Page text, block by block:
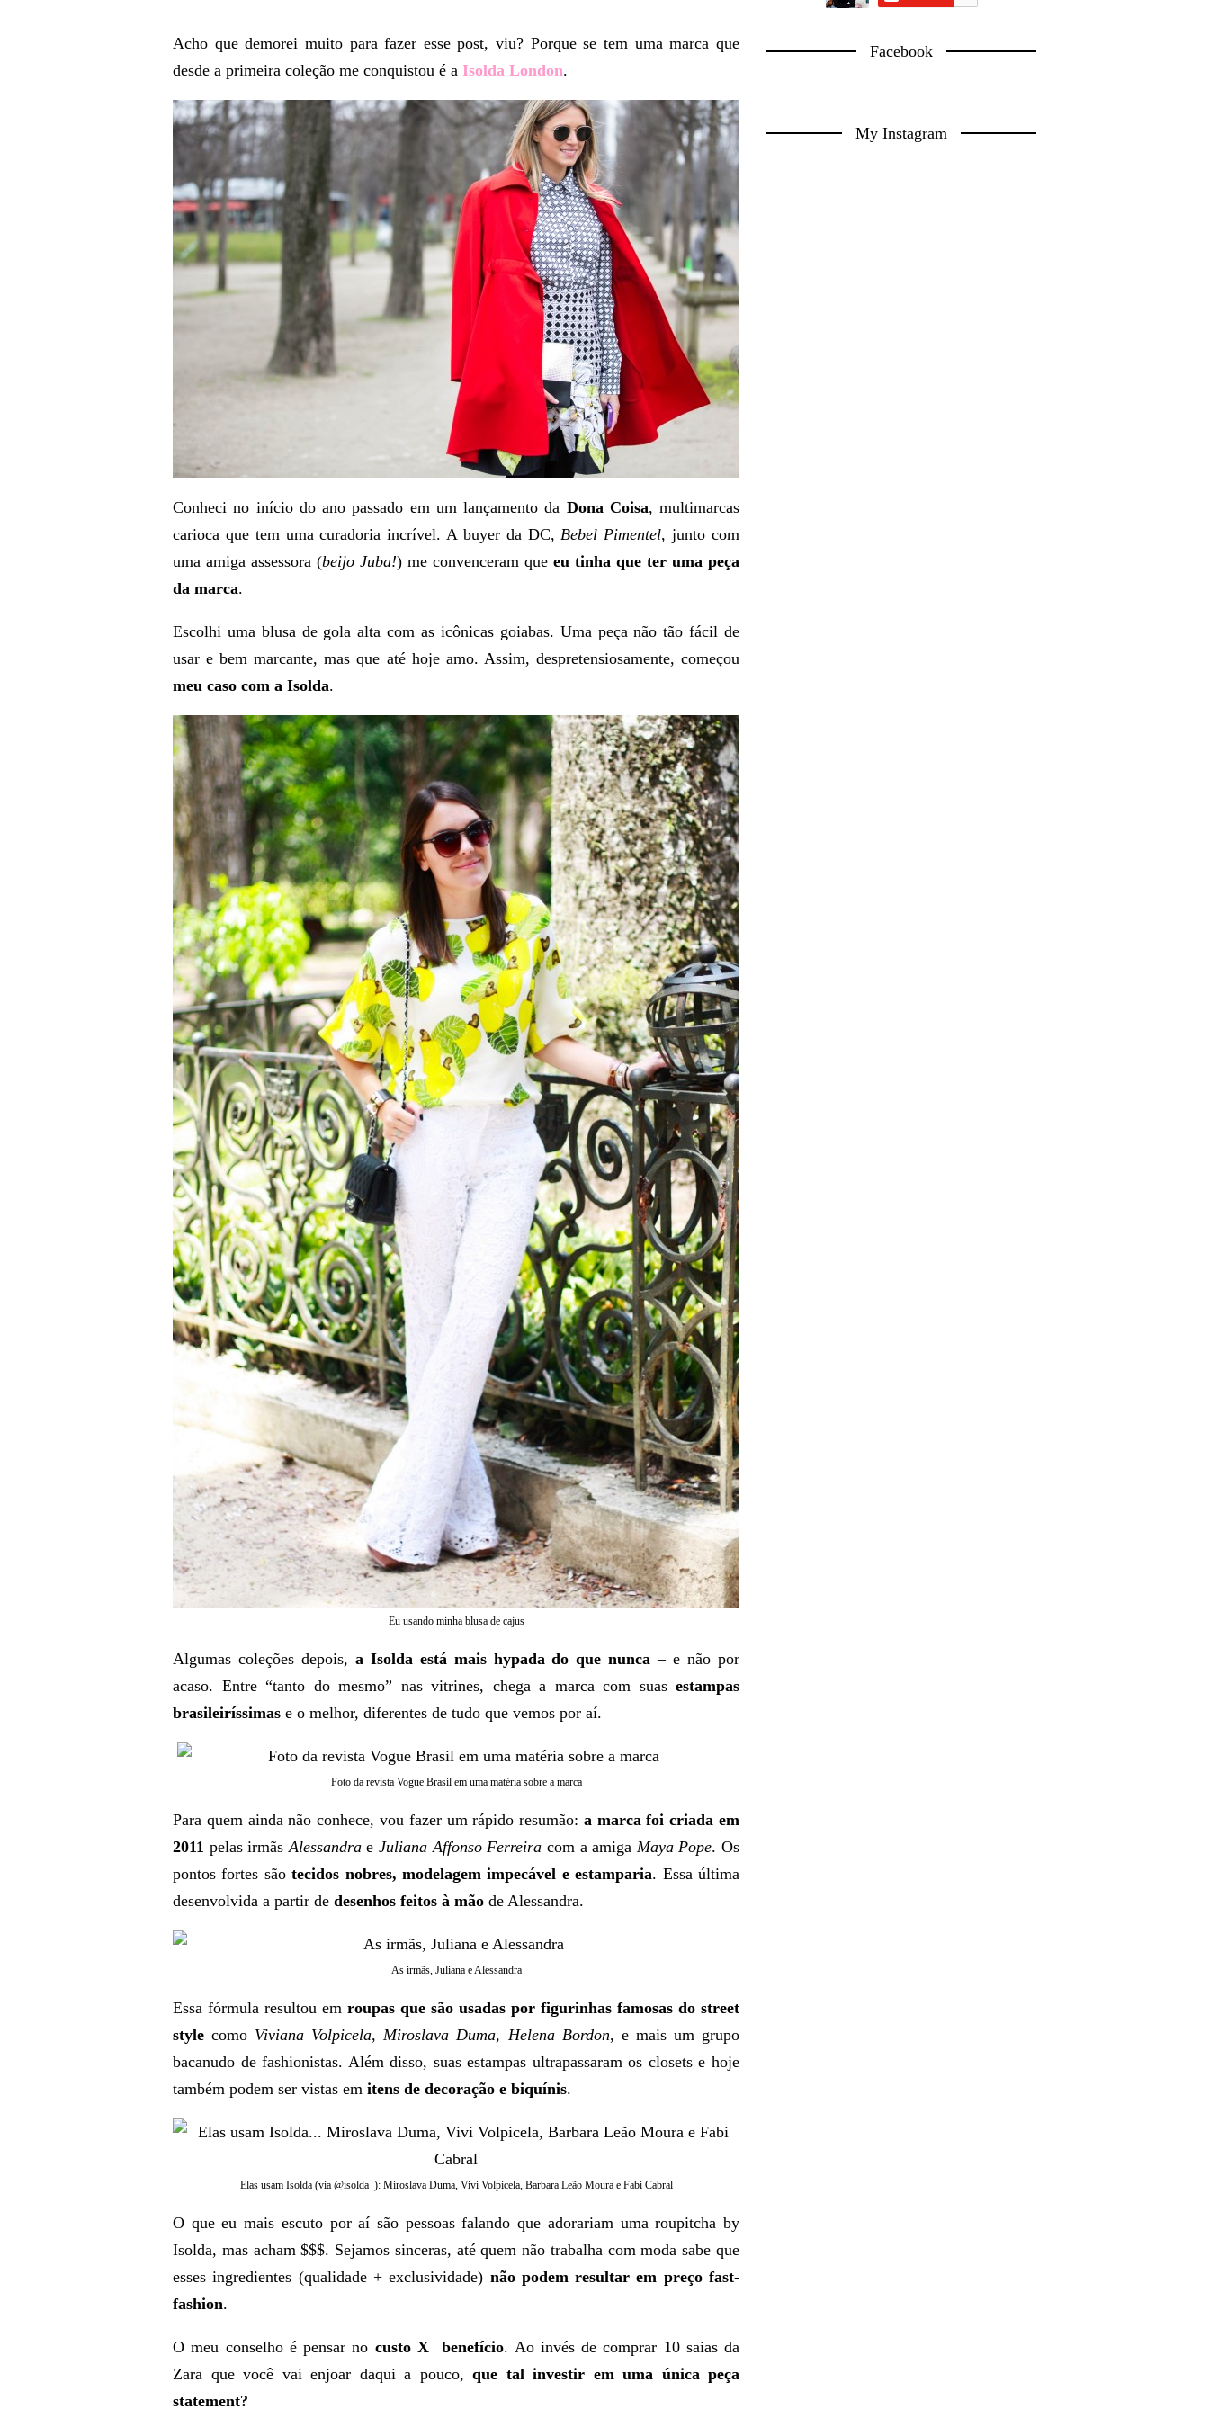
Acho que demorei muito para fazer esse post, viu? Porque se tem uma marca que
desde a primeira coleção me conquistou é a Isolda London.
Conheci no início do ano passado em um lançamento da Dona Coisa, multimarcas
carioca que tem uma curadoria incrível. A buyer da DC,Bebel Pimentel, junto com
uma amiga assessora (beijo Juba!) me convenceram que eu tinha que ter uma peça
da marca.
Escolhi uma blusa de gola alta com as icônicas goiabas. Uma peça não tão fácil de
usar e bem marcante, mas que até hoje amo. Assim, despretensiosamente, começou
meu caso com a Isolda.
Eu usando minha blusa de cajus
Algumas coleções depois, a Isolda está mais hypada do que nunca – e não por
acaso. Entre “tanto do mesmo” nas vitrines, chega a marca com suasestampas
brasileiríssimas e o melhor, diferentes de tudo que vemos por aí.
Foto da revista Vogue Brasil em uma matéria sobre a marca
Para quem ainda não conhece, vou fazer um rápido resumão: a marca foi criada em
2011 pelas irmãsAlessandraeJuliana Affonso Ferreira com a amiga Maya Pope. Os
pontos fortes sãotecidos nobres, modelagem impecável e estamparia. Essa última
desenvolvida a partir de desenhos feitos à mão de Alessandra.
As irmãs, Juliana e Alessandra
Essa fórmula resultou em roupas que são usadas por figurinhas famosas do street
style como Viviana Volpicela, Miroslava Duma, Helena Bordon, e mais um grupo
bacanudo de fashionistas. Além disso, suas estampas ultrapassaram os closets e hoje
também podem ser vistas em itens de decoração e biquínis.
Elas usam Isolda (via @isolda_): Miroslava Duma, Vivi Volpicela, Barbara Leão Moura e Fabi Cabral
O que eu mais escuto por aí são pessoas falando que adorariam uma roupitcha by
Isolda, mas acham $$$. Sejamos sinceras, até quem não trabalha com moda sabe que
esses ingredientes (qualidade + exclusividade) não podem resultar em preço fast-
fashion.
O meu conselho é pensar no custo X benefício. Ao invés de comprar 10 saias da
Zara que você vai enjoar daqui a pouco, que tal investir em uma única peça
statement?
Facebook
My Instagram